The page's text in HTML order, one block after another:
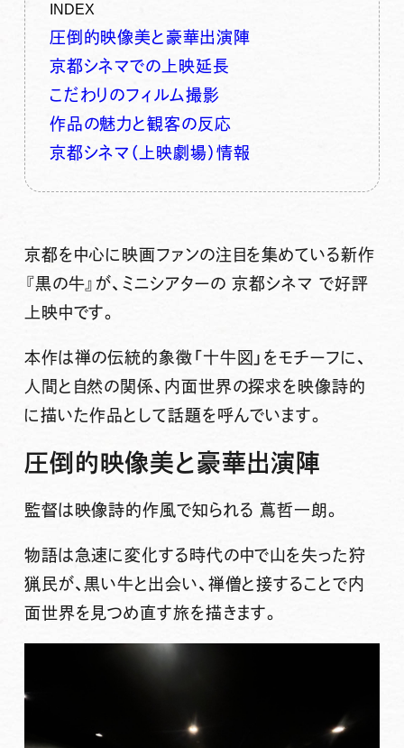
INDEX
圧倒的映像美と豪華出演陣
京都シネマでの上映延長
こだわりのフィルム撮影
作品の魅力と観客の反応
京都シネマ（上映劇場）情報
京都を中心に映画ファンの注目を集めている新作
『黒の牛』が、ミニシアターの京都シネマ で好評
上映中です。
本作は禅の伝統的象徴「十牛図」をモチーフに、
人間と自然の関係、内面世界の探求を映像詩的
に描いた作品として話題を呼んでいます。
圧倒的映像美と豪華出演陣
監督は映像詩的作風で知られる 蔦哲一朗 。
物語は急速に変化する時代の中で山を失った狩
猟民が、黒い牛と出会い、禅僧と接することで内
面世界を見つめ直す旅を描きます。